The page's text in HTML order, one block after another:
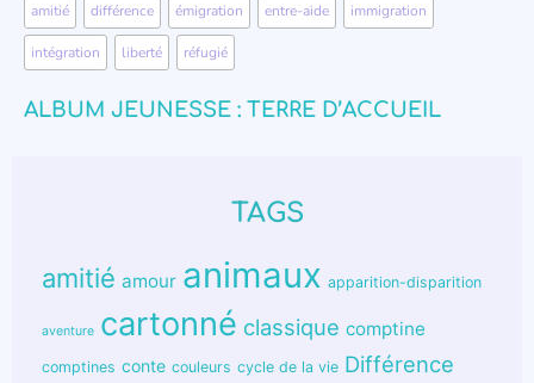
amitié différence émigration entre-aide immigration
intégration liberté réfugié
ALBUM JEUNESSE : TERRE D’ACCUEIL
TAGS
amitié amour animaux apparition-disparition
aventure cartonné classique comptine
comptines conte couleurs cycle de la vie Différence